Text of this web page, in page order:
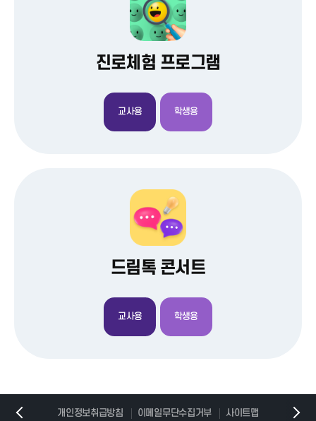
진로체험 프로그램
교사용 학생용
드림톡 콘서트
교사용 학생용
개인정보취급방침 이메일무단수집거부 사이트맵